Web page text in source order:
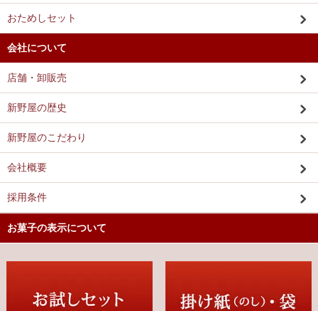
おためしセット
会社について
店舗・卸販売
新野屋の歴史
新野屋のこだわり
会社概要
採用条件
お菓子の表示について